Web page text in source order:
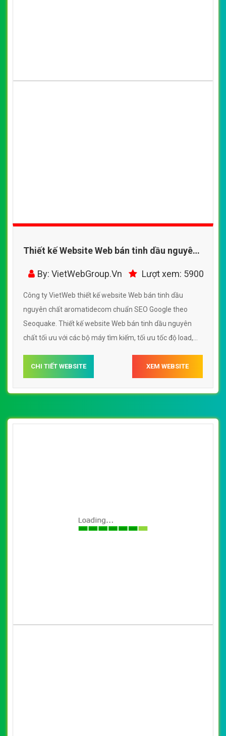
Thiết kế Website Web bán tinh dầu nguyên
chất - aromatidecom
By: VietWebGroup.Vn Lượt xem: 5900
Công ty VietWeb thiết kế website Web bán tinh dầu
nguyên chất aromatidecom chuẩn SEO Google theo
Seoquake. Thiết kế website Web bán tinh dầu nguyên
chất tối ưu với các bộ máy tìm kiếm, tối ưu tốc độ load,
lướt website Web bán tinh dầu nguyên chất
aromatidecom
CHI TIẾT WEBSITE XEM WEBSITE